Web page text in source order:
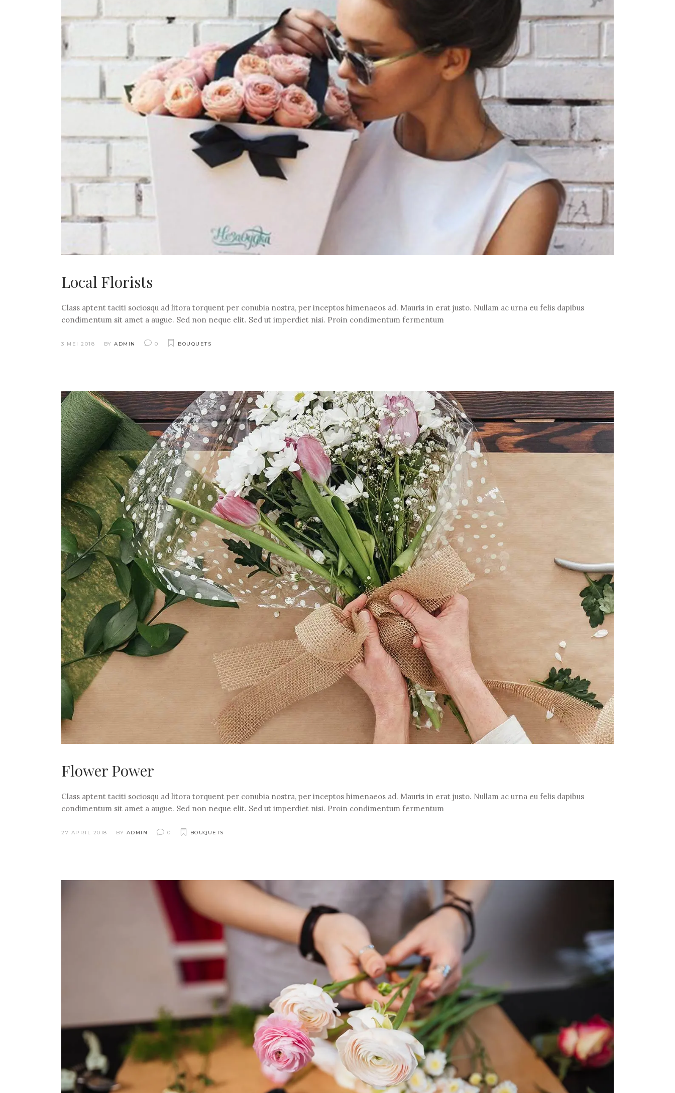
Local Florists
Class aptent taciti sociosqu ad litora torquent per conubia nostra, per inceptos himenaeos ad. Mauris in erat justo. Nullam ac urna eu felis dapibus
condimentum sit amet a augue. Sed non neque elit. Sed ut imperdiet nisi. Proin condimentum fermentum
3 MEI 2018 BY ADMIN 0 BOUQUETS
Flower Power
Class aptent taciti sociosqu ad litora torquent per conubia nostra, per inceptos himenaeos ad. Mauris in erat justo. Nullam ac urna eu felis dapibus
condimentum sit amet a augue. Sed non neque elit. Sed ut imperdiet nisi. Proin condimentum fermentum
27 APRIL 2018 BY ADMIN 0 BOUQUETS